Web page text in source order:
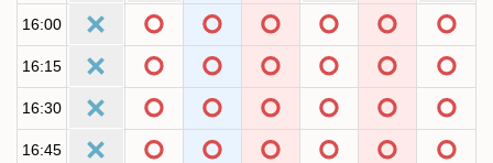
16:00
16:15
16:30
16:45